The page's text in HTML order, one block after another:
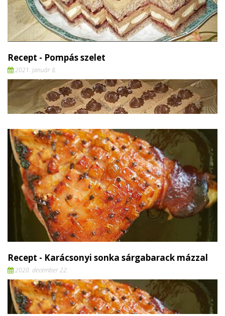
Recept - Pompás szelet
2021. január 8.
Recept - Karácsonyi sonka sárgabarack mázzal
2020. december 22.